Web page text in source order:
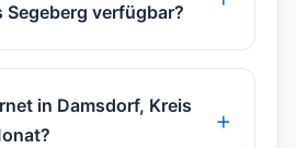
Segeberg verfügbar?
in Damsdorf, Kreis